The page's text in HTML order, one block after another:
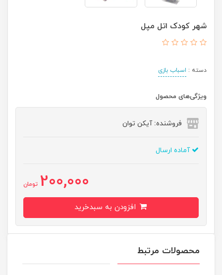
شهر کودک اتل مپل
دسته : اسباب بازی
ویژگی‌های محصول
فروشنده: آیکن توان
آماده ارسال
200,000 تومان
محصولات مرتبط